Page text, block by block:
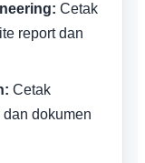
Cetak
report dan
Cetak
dokumen